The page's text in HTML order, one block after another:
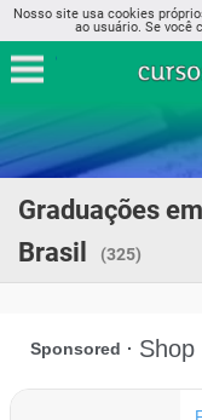
Nosso site usa cookies
ao usuário. Se você
Graduações
Brasil
(325)